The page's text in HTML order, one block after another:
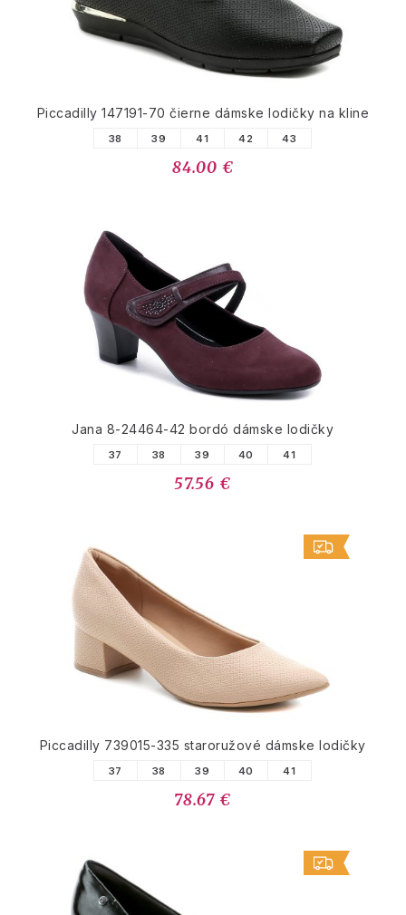
Piccadilly 147191-70 čierne dámske lodičky na kline
38 39 41 42 43
84.00 €
Jana 8-24464-42 bordó dámske lodičky
37 38 39 40 41
57.56 €
Piccadilly 739015-335 staroružové dámske lodičky
37 38 39 40 41
78.67 €